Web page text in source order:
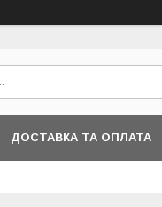
ДОСТАВКА ТА ОПЛАТА